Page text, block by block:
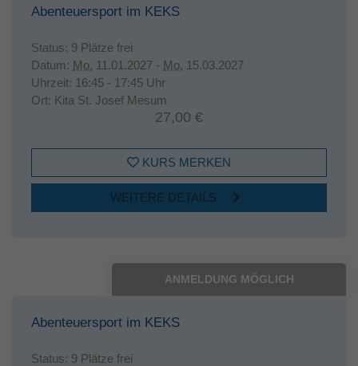
Abenteuersport im KEKS
Status: 9 Plätze frei
Datum: Mo. 11.01.2027 - Mo. 15.03.2027
Uhrzeit: 16:45 - 17:45 Uhr
Ort: Kita St. Josef Mesum
27,00 €
KURS MERKEN
WEITERE DETAILS
ANMELDUNG MÖGLICH
Abenteuersport im KEKS
Status: 9 Plätze frei